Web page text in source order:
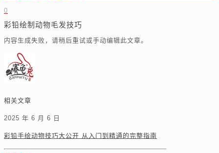
0
彩铅绘制动物毛发技巧
内容生成失败，请稍后重试或手动编辑此文章。
相关文章
2025 年 6 月 6 日
彩铅手绘动物技巧大公开 从入门到精通的完整指南